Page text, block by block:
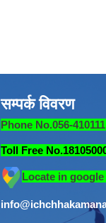
सम्पर्क विवरण
Phone No.056-
Toll Free
Locate in google